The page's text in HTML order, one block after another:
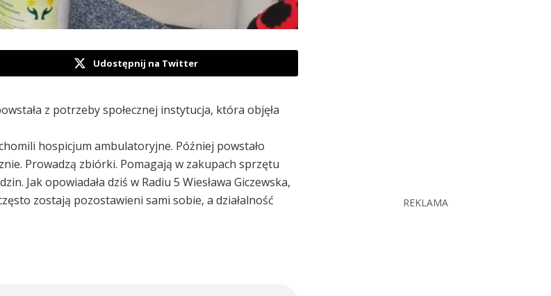
Udostępnij na Twitter
z potrzeby społecznej instytucja, która objęła
hospicjum ambulatoryjne. Później powstało
Prowadzą zbiórki. Pomagają w zakupach sprzętu
Jak opowiadała dziś w Radiu 5 Wiesława Giczewska,
zostają pozostawieni sami sobie, a działalność
REKLAMA